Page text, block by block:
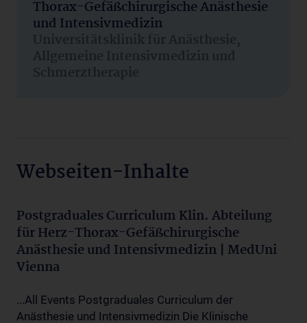
Thorax-Gefäßchirurgische Anästhesie
und Intensivmedizin
Universitätsklinik für Anästhesie,
Allgemeine Intensivmedizin und
Schmerztherapie
Webseiten-Inhalte
Postgraduales Curriculum Klin. Abteilung
für Herz-Thorax-Gefäßchirurgische
Anästhesie und Intensivmedizin | MedUni
Vienna
...All Events Postgraduales Curriculum der
Anästhesie und Intensivmedizin Die Klinische